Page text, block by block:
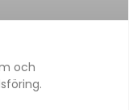
och